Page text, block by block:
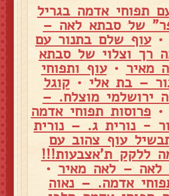
תפוחי אדמה בגריל
של סבתא לאה –
•עוף שלם בתנור עם
רך וצלוי של סבתא
מאיר •עוף ותפוחי
– בת אלי •קוגל
ירושלמי מוצלח. –
• פרוסות תפוחי אדמה
- נורית ג. – נורית
עוף צהוב עם
ללקק ת'אצבעות!!!
– לאה מאיר •
אדמה. – נאוה